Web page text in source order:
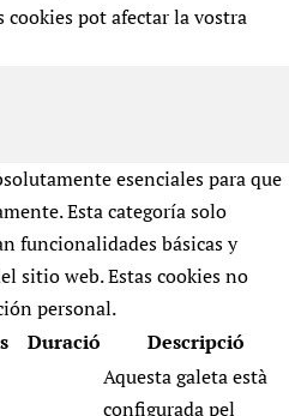
cookies pot afectar la vostra
esenciales para que
Esta categoría solo
funcionalidades básicas y
sitio web. Estas cookies no
personal.
Duració
Descripció
Aquesta galeta està
configurada pel